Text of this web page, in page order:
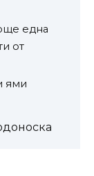
една
от
ями